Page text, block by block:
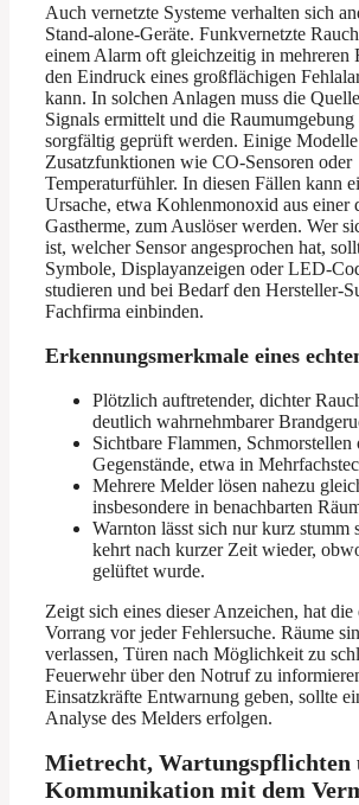
Auch vernetzte Systeme verhalten sich
Stand-alone-Geräte. Funkvernetzte
einem Alarm oft gleichzeitig in mehreren
den Eindruck eines großflächigen
kann. In solchen Anlagen muss die
Signals ermittelt und die Raumumgebung
sorgfältig geprüft werden. Einige Modelle
Zusatzfunktionen wie CO-Sensoren oder
Temperaturfühler. In diesen Fällen kann
Ursache, etwa Kohlenmonoxid aus einer
Gastherme, zum Auslöser werden. Wer
ist, welcher Sensor angesprochen hat,
Symbole, Displayanzeigen oder LED-
studieren und bei Bedarf den Hersteller-
Fachfirma einbinden.
Erkennungsmerkmale eines
Plötzlich auftretender, dichter
deutlich wahrnehmbarer
Sichtbare Flammen, Schmorstellen
Gegenstände, etwa in
Mehrere Melder lösen nahezu
insbesondere in benachbarten
Warnton lässt sich nur kurz stumm
kehrt nach kurzer Zeit wieder,
gelüftet wurde.
Zeigt sich eines dieser Anzeichen, hat die
Vorrang vor jeder Fehlersuche. Räume
verlassen, Türen nach Möglichkeit zu
Feuerwehr über den Notruf zu
Einsatzkräfte Entwarnung geben, sollte
Analyse des Melders erfolgen.
Mietrecht, Wartungspflichten
Kommunikation mit dem